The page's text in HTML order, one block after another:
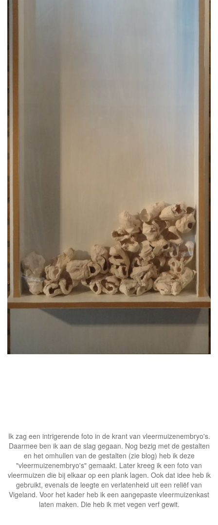
Ik zag een intrigerende foto in de krant van vleermuizenembryo's.
Daarmee ben ik aan de slag gegaan. Nog bezig met de gestalten
en het omhullen van de gestalten (zie blog) heb ik deze
"vleermuizenembryo's" gemaakt. Later kreeg ik een foto van
vleermuizen die bij elkaar op een plank lagen. Ook dat idee heb ik
gebruikt, evenals de leegte en verlatenheid uit een reliëf van
Vigeland. Voor het kader heb ik een aangepaste vleermuizenkast
laten maken. Die heb ik met vegen verf gewit.